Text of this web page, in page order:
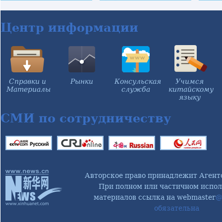
подчеркнул
важность научных
инноваций
Центр информации
Справки и
Материалы
Рынки
Консульская
служба
Учимся
китайскому
языку
СМИ по сотрудничеству
Авторское право принадлежит
При полном или частичном
материалов ссылка на webmaster
обязательна